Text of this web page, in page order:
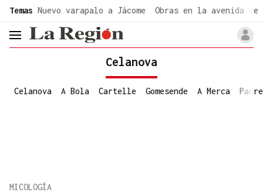
Temas Nuevo varapalo a Jácome Obras en la avenida de
header.menu.open
Celanova
Celanova A Bola Cartelle Gomesende A Merca
MICOLOGÍA